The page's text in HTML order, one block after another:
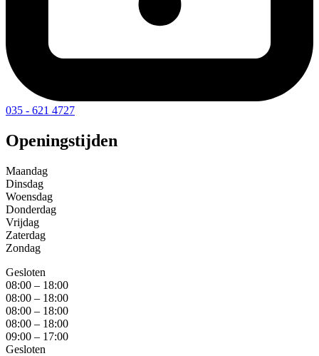
035 - 621 4727
Openingstijden
Maandag
Dinsdag
Woensdag
Donderdag
Vrijdag
Zaterdag
Zondag
Gesloten
08:00 – 18:00
08:00 – 18:00
08:00 – 18:00
08:00 – 18:00
09:00 – 17:00
Gesloten